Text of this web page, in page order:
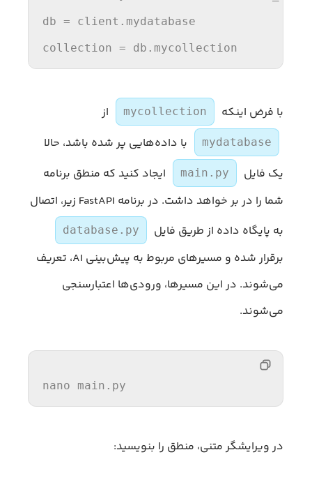
db = client.mydatabase
collection = db.mycollection
با فرض اینکه mycollection از
mydatabase
با داده‌هایی پر شده باشد، حالا
یک فایل
main.py
ایجاد کنید که منطق برنامه
شما را در بر خواهد داشت. در برنامه FastAPI زیر، اتصال
به پایگاه داده از طریق فایل
database.py
برقرار شده و مسیرهای مربوط به پیش‌بینی AI، تعریف
می‌شوند. در این مسیرها، ورودی‌ها اعتبارسنجی
می‌شوند.
nano main .py
در ویرایشگر متنی، منطق را بنویسید: